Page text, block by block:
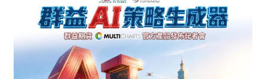
開
訊
攜